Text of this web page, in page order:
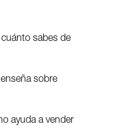
sabes de
sobre
ayuda a vender